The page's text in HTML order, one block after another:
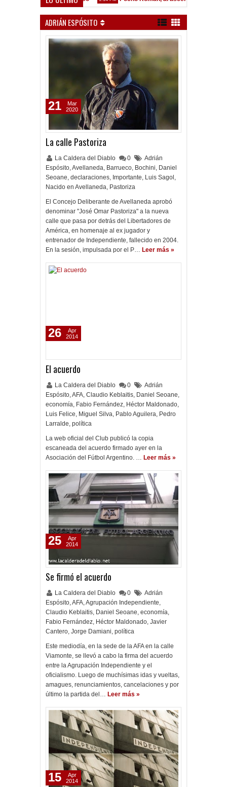
ADRIÁN ESPÓSITO
La calle Pastoriza
La Caldera del Diablo 0
Adrián
Espósito,Avellaneda, Barrueco, Bochini, Daniel
Seoane, declaraciones, Importante, Luis Sagol ,
Nacido en Avellaneda, Pastoriza
El Concejo Deliberante de Avellaneda aprobó
denominar "José Omar Pastoriza" a la nueva
calle que pasa por detrás del Libertadores de
América, en homenaje al ex jugador y
entrenador de Independiente, fallecido en 2004.
En la sesión, impulsada por el P… Leer más »
21
Mar
2020
El acuerdo
La Caldera del Diablo 0
Adrián
Espósito,AFA, Claudio Keblaitis, Daniel Seoane,
economía, Fabio Fernández, Héctor Maldonado,
Luis Felice, Miguel Silva, Pablo Aguilera, Pedro
Larralde, política
La web oficial del Club publicó la copia
escaneada del acuerdo firmado ayer en la
Asociación del Fútbol Argentino. … Leer más »
26
Apr
2014
Se firmó el acuerdo
La Caldera del Diablo 0
Adrián
Espósito,AFA,Agrupación Independiente,
Claudio Keblaitis, Daniel Seoane, economía,
Fabio Fernández, Héctor Maldonado, Javier
Cantero, Jorge Damiani, política
Este mediodía, en la sede de la AFA en la calle
Viamonte, se llevó a cabo la firma del acuerdo
entre la Agrupación Independiente y el
oficialismo. Luego de muchísimas idas y vueltas,
amagues, renunciamientos, cancelaciones y por
último la partida del… Leer más »
25
Apr
2014
15
Apr
2014